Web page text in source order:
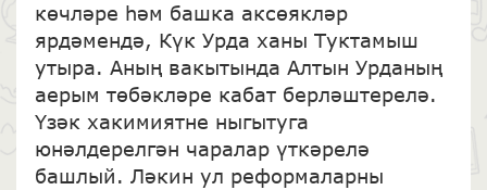
көчләре һәм башка аксөякләр
ярдәмендә, Күк Урда ханы Туктамыш
утыра. Аның вакытында Алтын Урданың
аерым төбәкләре кабат берләштерелә.
Үзәк хакимиятне ныгытуга
юнәлдерелгән чаралар үткәрелә
башлый. Ләкин ул реформаларны